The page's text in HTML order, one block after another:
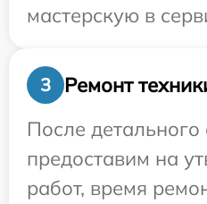
мастерскую в
3
Ремонт
После
предоставим на
работ, время